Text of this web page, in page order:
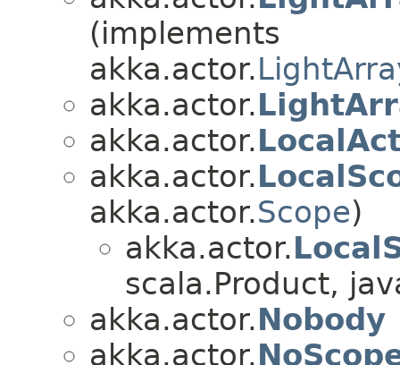
(implements
akka.actor.
akka.actor.
akka.actor.
akka.actor.
akka.actor.Scope)
akka.actor.
scala.Product,
akka.actor.Nobody
akka.actor.